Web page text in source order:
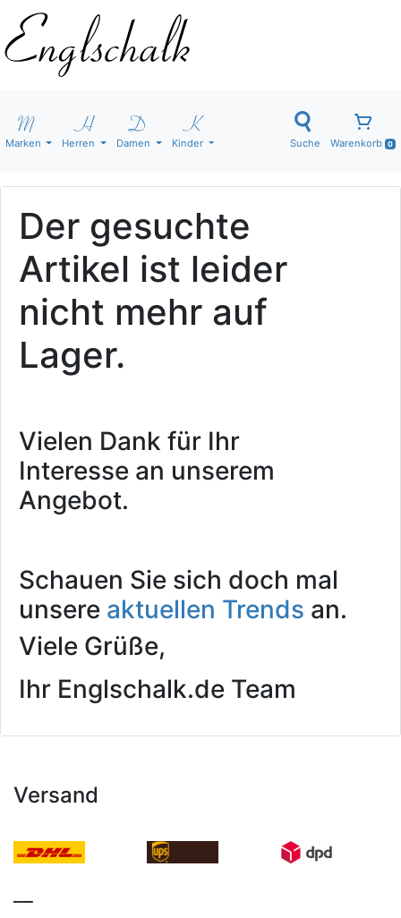
Marken Herren Damen Kinder Suche Warenkorb 0
Der gesuchte
Artikel ist leider
nicht mehr auf
Lager.
Vielen Dank für Ihr
Interesse an unserem
Angebot.
Schauen Sie sich doch mal
unsere aktuellen Trends an.
Viele Grüße,
Ihr Englschalk.de Team
Versand